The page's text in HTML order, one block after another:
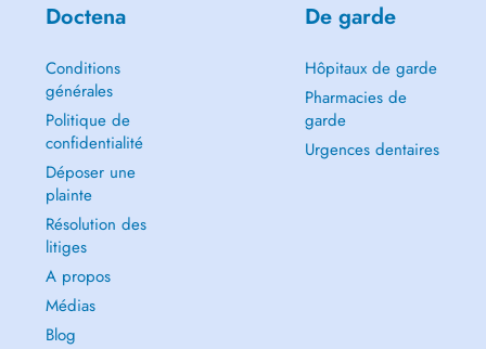
Doctena
Conditions
générales
Politique de
confidentialité
Déposer une
plainte
Résolution des
litiges
A propos
Médias
Blog
De garde
Hôpitaux de garde
Pharmacies de
garde
Urgences dentaires